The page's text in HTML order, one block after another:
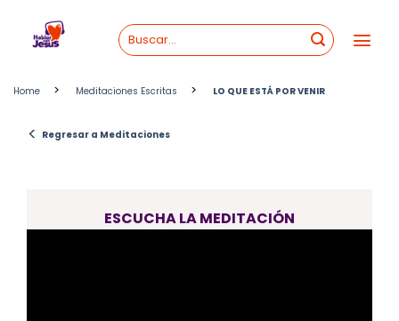
content
Home > Meditaciones Escritas > LO QUE ESTÁ POR VENIR
< Regresar a Meditaciones
ESCUCHA LA MEDITACIÓN